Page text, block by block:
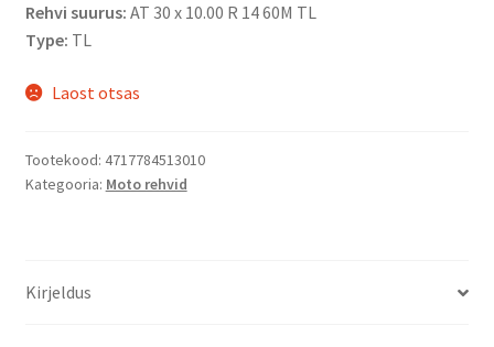
Rehvi suurus: AT 30 x 10.00 R 14 60M TL
Type: TL
Laost otsas
Tootekood: 4717784513010
Kategooria: Moto rehvid
Kirjeldus